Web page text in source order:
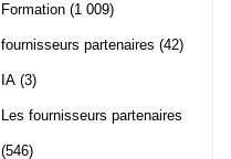
Formation (1 009)
fournisseurs partenaires (42)
IA (3)
Les fournisseurs partenaires
(546)